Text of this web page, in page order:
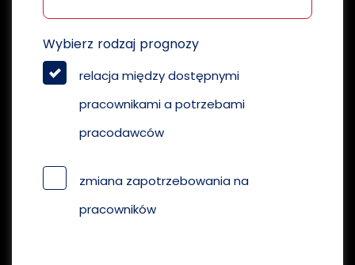
Wybierz rodzaj prognozy
relacja między dostępnymi
pracownikami a potrzebami
pracodawców
zmiana zapotrzebowania na
pracowników